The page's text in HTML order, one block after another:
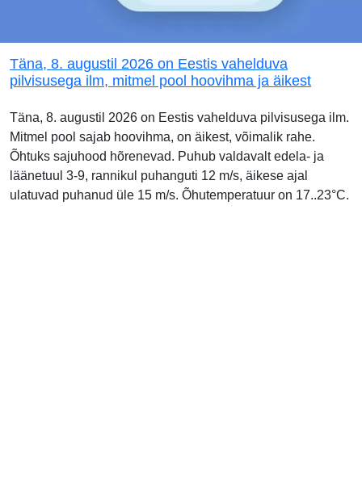
Täna, 8. augustil 2026 on Eestis vahelduva
pilvisusega ilm, mitmel pool hoovihma ja äikest
Täna, 8. augustil 2026 on Eestis vahelduva pilvisusega ilm.
Mitmel pool sajab hoovihma, on äikest, võimalik rahe.
Õhtuks sajuhood hõrenevad. Puhub valdavalt edela- ja
läänetuul 3-9, rannikul puhanguti 12 m/s, äikese ajal
ulatuvad puhanud üle 15 m/s. Õhutemperatuur on 17..23°C.